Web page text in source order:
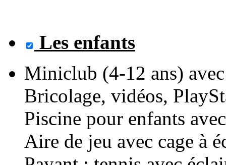
Les enfants
Miniclub (4-12 ans)
Bricolage, vidéos,
Piscine pour enfants
Aire de jeu avec cage à